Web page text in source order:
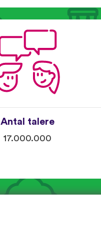
Antal talere
17.000.000